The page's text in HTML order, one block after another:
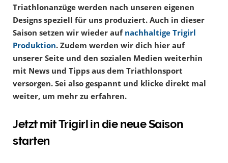
Triathlonanzüge werden nach unseren eigenen
Designs speziell für uns produziert. Auch in dieser
Saison setzen wir wieder auf nachhaltige Trigirl
Produktion. Zudem werden wir dich hier auf
unserer Seite und den sozialen Medien weiterhin
mit News und Tipps aus dem Triathlonsport
versorgen. Sei also gespannt und klicke direkt mal
weiter, um mehr zu erfahren.
Jetzt mit Trigirl in die neue Saison
starten